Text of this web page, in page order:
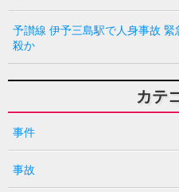
予讃線 伊予三島駅で人身事故
殺か
カテ
事件
事故